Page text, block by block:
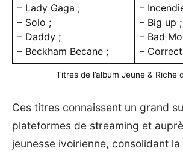
– Lady Gaga ;
– Solo ;
– Daddy ;
– Beckham Becane ;
–
– Big up ;
– Bad
–
Titres de l’album Jeune & Riche
Ces titres connaissent un grand
plateformes de streaming et
jeunesse ivoirienne, consolidant la